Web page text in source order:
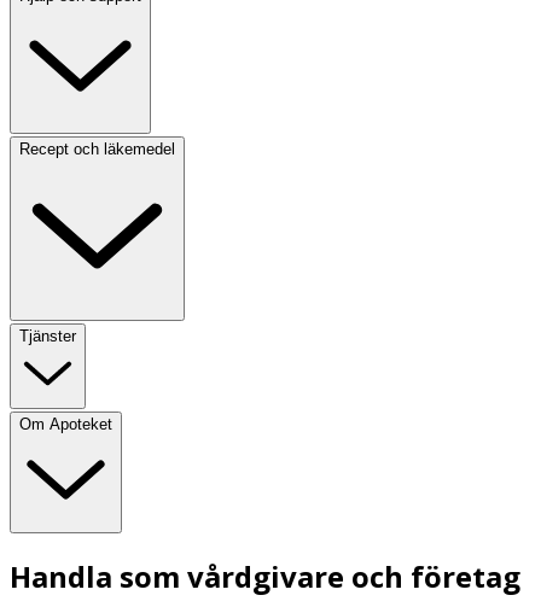
Recept och läkemedel
Tjänster
Om Apoteket
Handla som vårdgivare och företag